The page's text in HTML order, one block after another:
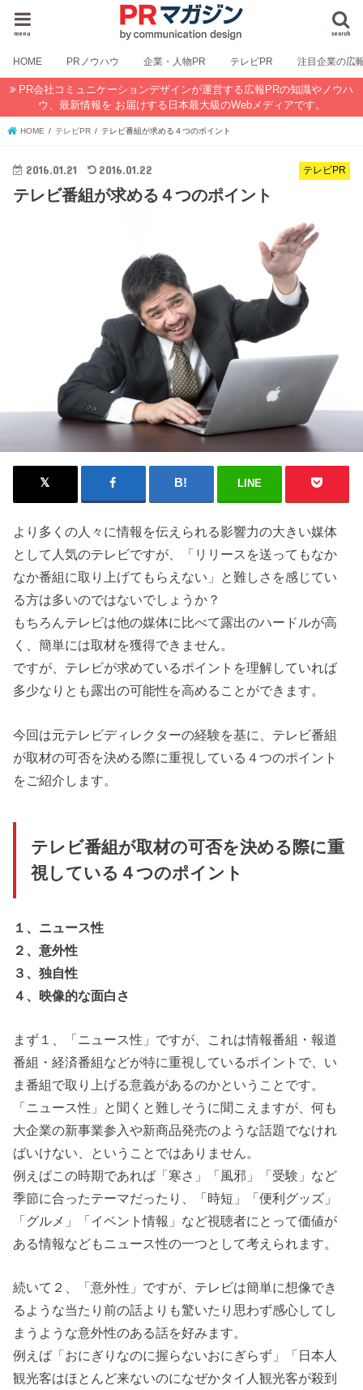
search
menu
HOME PRノウハウ 企業・人物PR テレビPR 注目企業の広
PR会社コミュニケーションデザインが運営する広報PRの知識やノウハ
ウ、最新情報を お届けする日本最大級のWebメディアです。
HOME テレビPR テレビ番組が求める４つのポイント
テレビPR
2016.01.21 2016.01.22
テレビ番組が求める４つのポイント
LINE
より多くの人々に情報を伝えられる影響力の大きい媒体
として人気のテレビですが、「リリースを送ってもなか
なか番組に取り上げてもらえない」と難しさを感じてい
る方は多いのではないでしょうか？
もちろんテレビは他の媒体に比べて露出のハードルが高
く、簡単には取材を獲得できません。
ですが、テレビが求めているポイントを理解していれば
多少なりとも露出の可能性を高めることができます。
今回は元テレビディレクターの経験を基に、テレビ番組
が取材の可否を決める際に重視している４つのポイント
をご紹介します。
テレビ番組が取材の可否を決める際に重
視している４つのポイント
１、ニュース性
２、意外性
３、独自性
４、映像的な面白さ
まず１、「ニュース性」ですが、これは情報番組・報道
番組・経済番組などが特に重視しているポイントで、い
ま番組で取り上げる意義があるのかということです。
「ニュース性」と聞くと難しそうに聞こえますが、何も
大企業の新事業参入や新商品発売のような話題でなけれ
ばいけない、ということではありません。
例えばこの時期であれば「寒さ」「風邪」「受験」など
季節に合ったテーマだったり、「時短」「便利グッズ」
「グルメ」「イベント情報」など視聴者にとって価値が
ある情報などもニュース性の一つとして考えられます。
続いて２、「意外性」ですが、テレビは簡単に想像でき
るような当たり前の話よりも驚いたり思わず感心してし
まうような意外性のある話を好みます。
例えば「おにぎりなのに握らないおにぎらず」「日本人
観光客はほとんど来ないのになぜかタイ人観光客が殺到